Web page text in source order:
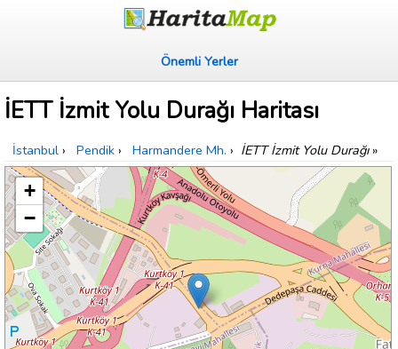
Önemli Yerler
İETT İzmit Yolu Durağı Haritası
İstanbul › Pendik › Harmandere Mh. › İETT İzmit Yolu Durağı»
+
−